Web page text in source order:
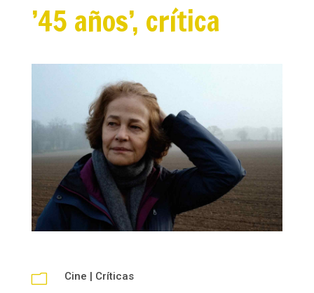
’45 años’, crítica
m Cine | Críticas